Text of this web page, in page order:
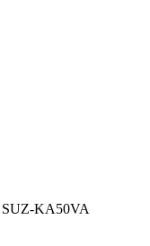
SUZ-KA50VA